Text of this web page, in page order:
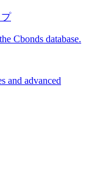
Cbonds database.
and advanced